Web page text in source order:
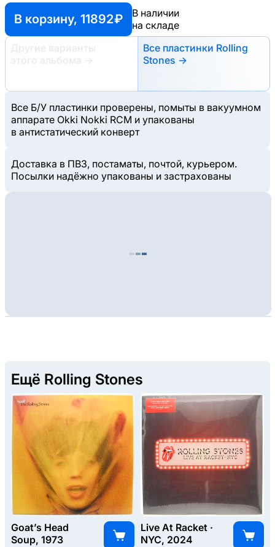
В корзину, 11892 ₽
В наличии
на складе
Другие варианты
этого альбома
→
Все пластинки Rolling
Stones →
Все Б/У пластинки проверены, помыты в вакуумном
аппарате Okki Nokki RCM и упакованы
в антистатический конверт
Доставка в ПВЗ, постаматы, почтой, курьером.
Посылки надёжно упакованы и застрахованы
Ещё Rolling Stones
Goat’s Head
Soup, 1973
Live At Racket ·
NYC, 2024